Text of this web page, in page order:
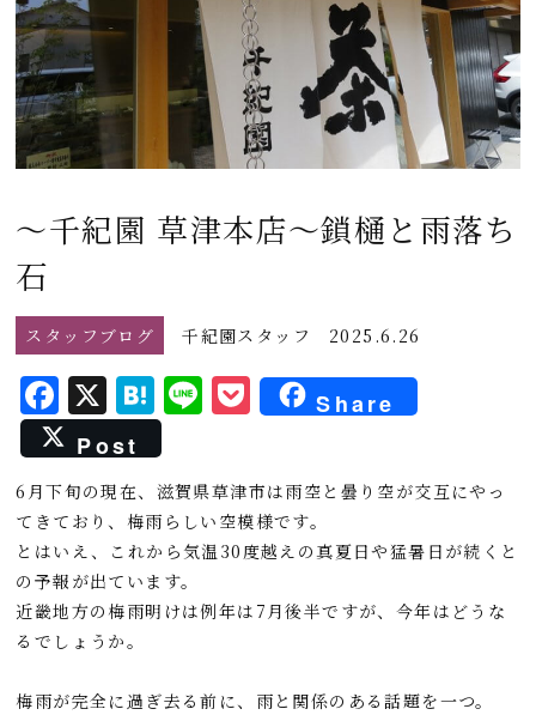
～千紀園 草津本店～鎖樋と雨落ち
石
スタッフブログ 千紀園スタッフ 2025.6.26
F
a
c
e
b
o
o
k
X H
a
t
e
n
a
L
i
n
e
P
o
c
k
e
Share
Post
6月下旬の現在、滋賀県草津市は雨空と曇り空が交互にやっ
てきており、梅雨らしい空模様です。
とはいえ、これから気温30度越えの真夏日や猛暑日が続くと
の予報が出ています。
近畿地方の梅雨明けは例年は7月後半ですが、今年はどうな
るでしょうか。
梅雨が完全に過ぎ去る前に、雨と関係のある話題を一つ。